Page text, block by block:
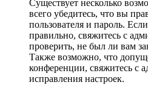
Существует несколько
всего убедитесь, что вы
пользователя и пароль.
правильно, свяжитесь с
проверить, не был ли вам
Также возможно, что
конференции, свяжитесь с
исправления настроек.